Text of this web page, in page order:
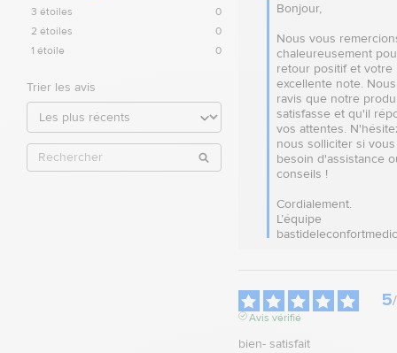
3 étoiles
0
2 étoiles
0
1 étoile 0
Trier les avis
Bonjour,
Nous vous
chaleureusement
retour positif et votre
excellente note.
ravis que notre
satisfasse et qu'il
vos attentes.
nous solliciter si
besoin d'assistance
conseils !
Cordialement.
L’équipe
5/
Avis vérifié
bien- satisfait